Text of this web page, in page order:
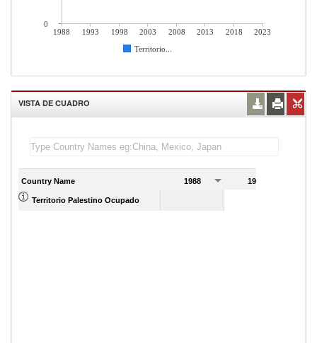
1988 1993 1998 2003 2008 2013 2018
2023
Territorio...
0
VISTA DE CUADRO
Country Name 1988 1989
Territorio Palestino Ocupado